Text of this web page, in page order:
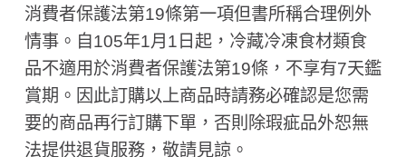
消費者保護法第19條第一項但書所稱合理例外
情事。自105年1月1日起，冷藏冷凍食材類食
品不適用於消費者保護法第19條，不享有7天鑑
賞期。因此訂購以上商品時請務必確認是您需
要的商品再行訂購下單，否則除瑕疵品外恕無
法提供退貨服務，敬請見諒。